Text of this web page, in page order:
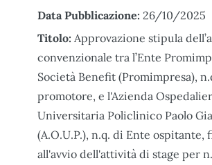
Data Pubblicazione: 26/10/2025
Titolo: Approvazione stipula
convenzionale tra l’Ente
Società Benefit (Promimpresa),
promotore, e l'Azienda
Universitaria Policlinico Paolo
(A.O.U.P.), n.q. di Ente ospitante,
all'avvio dell'attività di stage per